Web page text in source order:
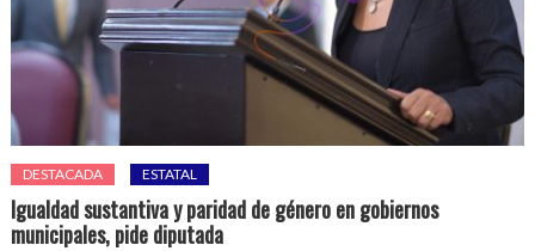
DESTACADA ESTATAL
Igualdad sustantiva y paridad de género en gobiernos
municipales, pide diputada